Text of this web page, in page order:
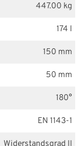
447.00 kg
174 l
150 mm
50 mm
180°
EN 1143-1